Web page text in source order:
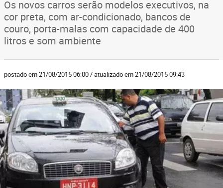
Os novos carros serão modelos executivos, na
cor preta, com ar-condicionado, bancos de
couro, porta-malas com capacidade de 400
litros e som ambiente
postado em 21/08/2015 06:00 / atualizado em 21/08/2015 09:43